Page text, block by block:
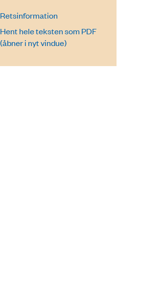
Retsinformation
Hent hele teksten som PDF
(åbner i nyt vindue)